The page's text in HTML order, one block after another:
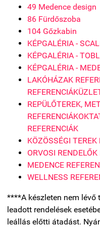
49 Medence design
86 Fürdőszoba
104 Gőzkabin
KÉPGALÉRIA -
KÉPGALÉRIA -
KÉPGALÉRIA -
LAKÓHÁZAK
REFERENCIÁK
REPÜLŐTEREK,
REFERENCIÁK
REFERENCIÁK
KÖZÖSSÉGI TEREK
ORVOSI
MEDENCE
WELLNESS
****A készleten nem lévő
leadott rendelések
leállás előtti átadást.